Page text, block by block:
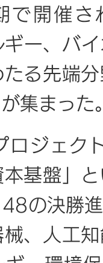
で開催
ギー、バ
る先端
集まった
ロジェク
基盤」
の決勝
、人工